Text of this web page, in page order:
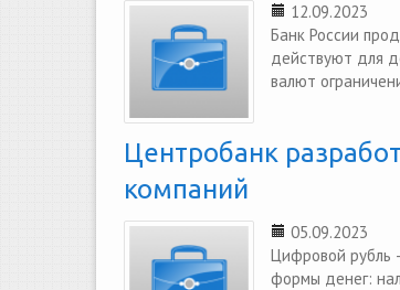
12.09.2023
Банк России
действуют для
валют
Центробанк
компаний
05.09.2023
Цифровой рубль
формы денег: